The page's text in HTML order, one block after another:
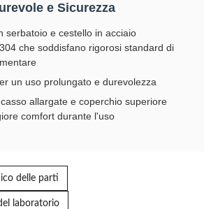
e Sicurezza
serbatoio e cestello in acciaio
che soddisfano rigorosi standard di
un uso prolungato e durevolezza
allargate e coperchio superiore
comfort durante l'uso
delle parti
laboratorio